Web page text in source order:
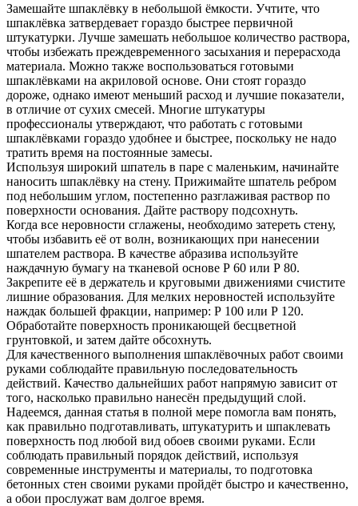
Замешайте шпаклёвку в небольшой ёмкости. Учтите, что
шпаклёвка затвердевает гораздо быстрее первичной
штукатурки. Лучше замешать небольшое количество раствора,
чтобы избежать преждевременного засыхания и перерасхода
материала. Можно также воспользоваться готовыми
шпаклёвками на акриловой основе. Они стоят гораздо
дороже, однако имеют меньший расход и лучшие показатели,
в отличие от сухих смесей. Многие штукатуры
профессионалы утверждают, что работать с готовыми
шпаклёвками гораздо удобнее и быстрее, поскольку не надо
тратить время на постоянные замесы.
Используя широкий шпатель в паре с маленьким, начинайте
наносить шпаклёвку на стену. Прижимайте шпатель ребром
под небольшим углом, постепенно разглаживая раствор по
поверхности основания. Дайте раствору подсохнуть.
Когда все неровности сглажены, необходимо затереть стену,
чтобы избавить её от волн, возникающих при нанесении
шпателем раствора. В качестве абразива используйте
наждачную бумагу на тканевой основе Р 60 или Р 80.
Закрепите её в держатель и круговыми движениями счистите
лишние образования. Для мелких неровностей используйте
наждак большей фракции, например: Р 100 или Р 120.
Обработайте поверхность проникающей бесцветной
грунтовкой, и затем дайте обсохнуть.
Для качественного выполнения шпаклёвочных работ своими
руками соблюдайте правильную последовательность
действий. Качество дальнейших работ напрямую зависит от
того, насколько правильно нанесён предыдущий слой.
Надеемся, данная статья в полной мере помогла вам понять,
как правильно подготавливать, штукатурить и шпаклевать
поверхность под любой вид обоев своими руками. Если
соблюдать правильный порядок действий, используя
современные инструменты и материалы, то подготовка
бетонных стен своими руками пройдёт быстро и качественно,
а обои прослужат вам долгое время.